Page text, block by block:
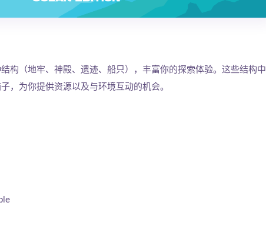
构（地牢、神殿、遗迹、船只），丰富你的探索体验。这些结构中
，为你提供资源以及与环境互动的机会。